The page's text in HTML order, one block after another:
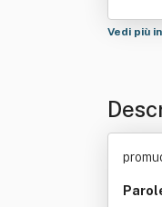
Vedi più